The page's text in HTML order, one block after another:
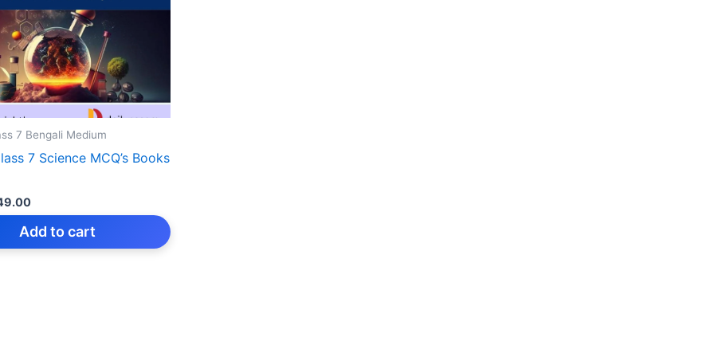
7 Bengali Medium
7 Science MCQ’s Books
Current
price
is:
Add to cart